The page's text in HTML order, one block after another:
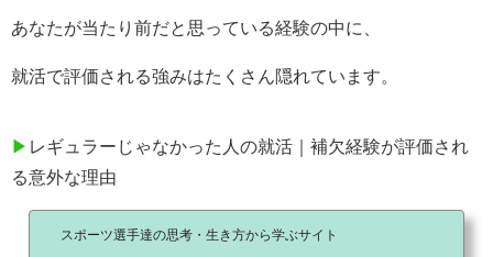
あなたが当たり前だと思っている経験の中に、
就活で評価される強みはたくさん隠れています。
▶ レギュラーじゃなかった人の就活｜補欠経験が評価され
る意外な理由
スポーツ選手達の思考・生き方から学ぶサイト